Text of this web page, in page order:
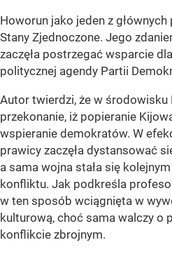
Howorun jako jeden z
Stany Zjednoczone. Jego
zaczęła postrzegać wsparcie
politycznej agendy Partii
Autor twierdzi, że w środowisku
przekonanie, iż popieranie
wspieranie demokratów. W
prawicy zaczęła dystansować
a sama wojna stała się
konfliktu. Jak podkreśla
w ten sposób wciągnięta w
kulturową, choć sama walczy o
konflikcie zbrojnym.